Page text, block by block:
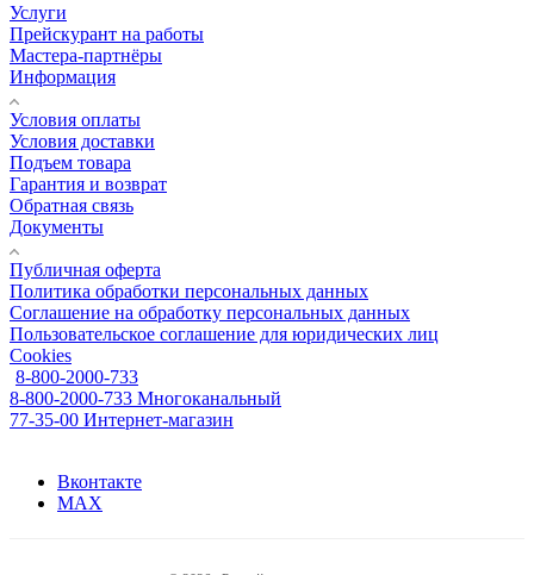
Услуги
Прейскурант на работы
Мастера-партнёры
Информация
Условия оплаты
Условия доставки
Подъем товара
Гарантия и возврат
Обратная связь
Документы
Публичная оферта
Политика обработки персональных данных
Соглашение на обработку персональных данных
Пользовательское соглашение для юридических лиц
Cookies
8-800-2000-733
8-800-2000-733 Многоканальный
77-35-00 Интернет-магазин
Вконтакте
MAX